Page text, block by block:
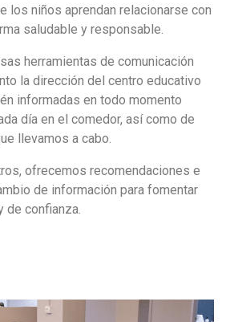
los niños aprendan relacionarse con
saludable y responsable.
herramientas de comunicación
la dirección del centro educativo
informadas en todo momento
día en el comedor, así como de
llevamos a cabo.
ofrecemos recomendaciones e
de información para fomentar
de confianza.